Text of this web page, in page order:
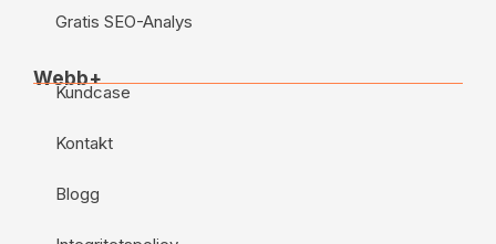
Gratis SEO-Analys
Webb+
Kundcase
Kontakt
Blogg